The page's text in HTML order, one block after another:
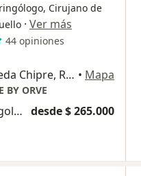
Cirujano de
· Ver más
44 opiniones
Vía Llanogrande Km 2 Vereda Chipre, Rionegro • Mapa
BY ORVE
Consulta de Otorrinolaringología desde $ 265.000